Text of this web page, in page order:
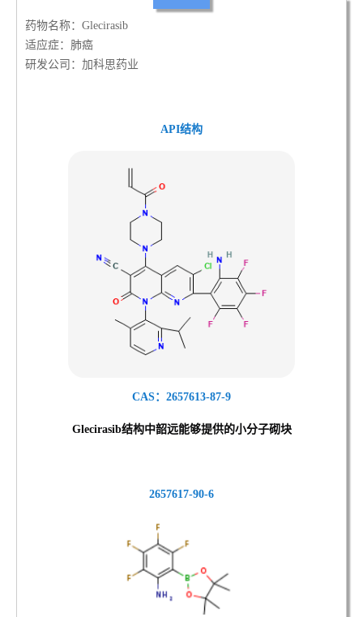
药物名称：Glecirasib
适应症：肺癌
研发公司：加科思药业
API结构
CAS：2657613-87-9
Glecirasib结构中韶远能够提供的小分子砌块
2657617-90-6